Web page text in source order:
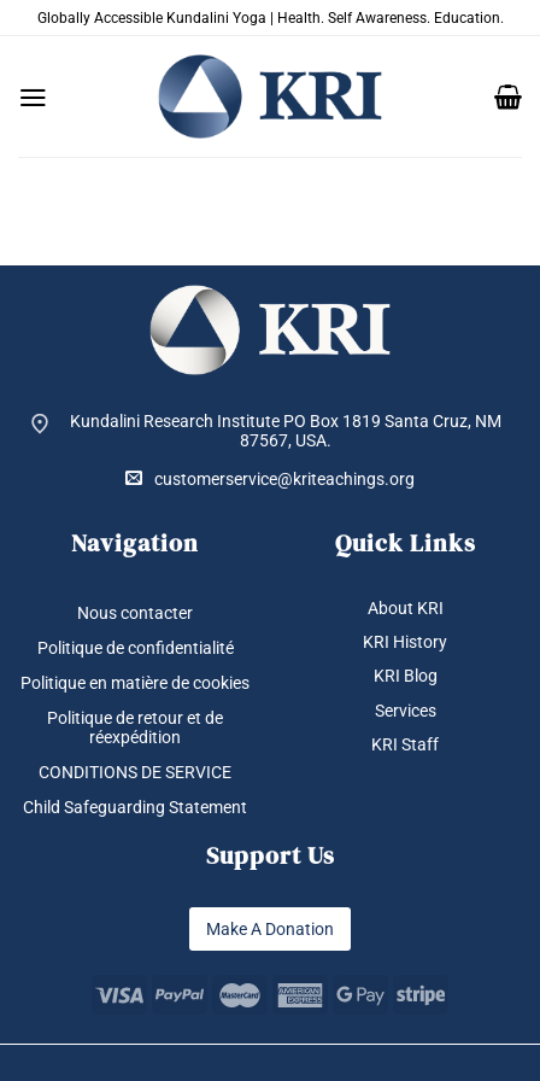
PasserGlobally Accessible Kundalini Yoga | Health. Self Awareness. Education.
Kundalini Research Institute PO Box 1819 Santa Cruz, NM
87567, USA.
customerservice@kriteachings.org
Navigation
Nous contacter
Politique de confidentialité
Politique en matière de cookies
Politique de retour et de
réexpédition
CONDITIONS DE SERVICE
Child Safeguarding Statement
Quick Links
About KRI
KRI History
KRI Blog
Services
KRI Staff
Support Us
Make A Donation